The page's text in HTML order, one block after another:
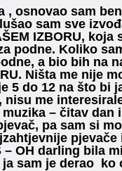
, osnovao sam
sam sve
IZBORU,
podne. Koliko
a bio bih na
Ništa me nije
5 do 12 na što bi
nisu me
– čitav dan
pa sam si
pjevače
– OH darling bila
sam je derao ko